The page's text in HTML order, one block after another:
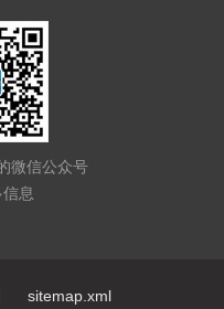
微信公众号
息
sitemap.xml